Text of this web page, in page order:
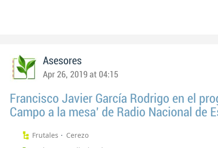
Asesores
Apr 26, 2019 at 04:15
Francisco Javier García Rodrigo en el
Campo a la mesa' de Radio Nacional de
Frutales
Cerezo